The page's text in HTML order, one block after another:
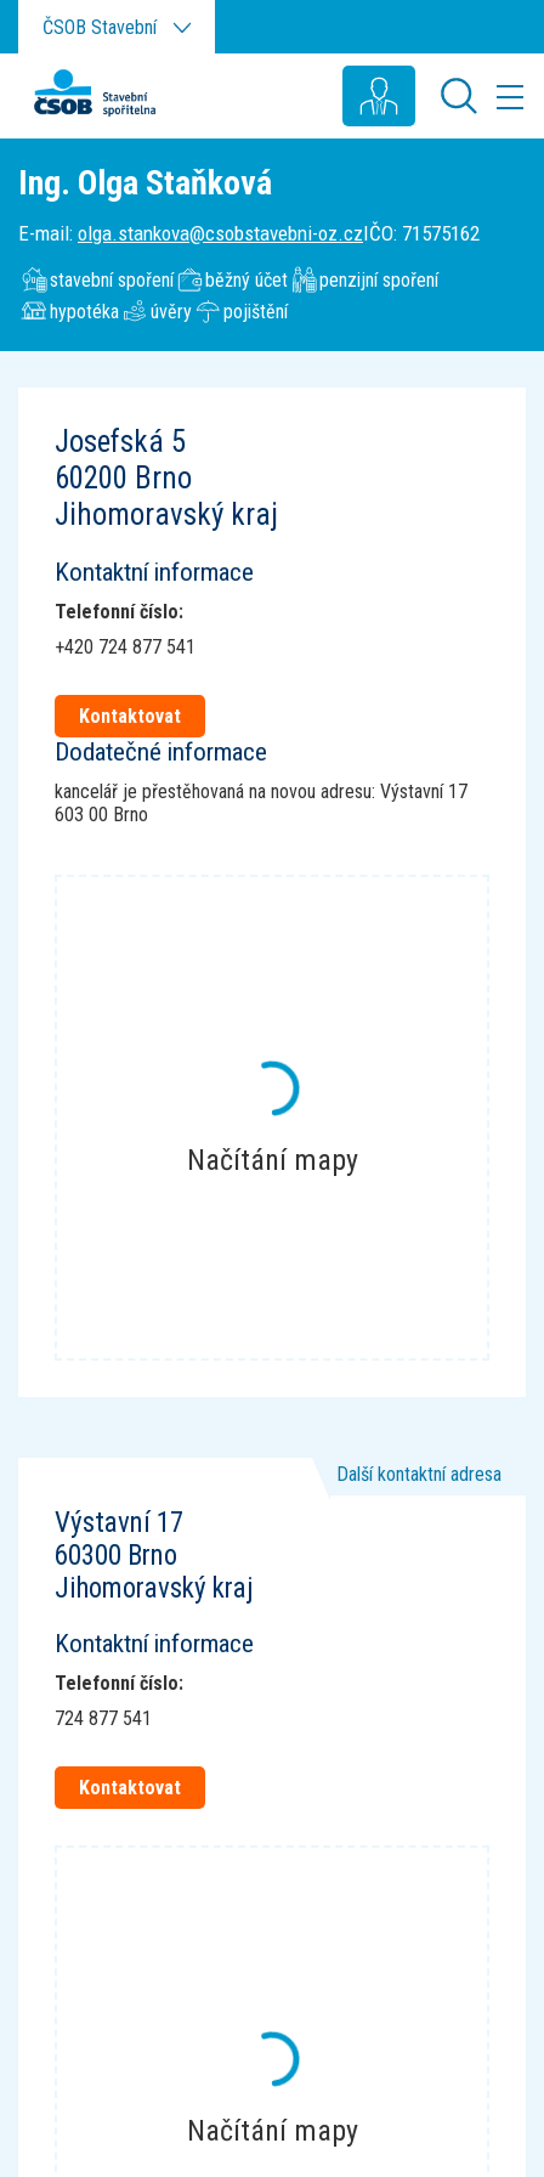
Přeskočit na hlavní obsah
ČSOB Stavební
Ing. Olga Staňková
E-mail: olga.stankova@csobstavebni-oz.czIČO: 71575162
stavební spoření běžný účet
penzijní spoření
hypotéka
úvěry pojištění
Josefská 5
60200 Brno
Jihomoravský kraj
Kontaktní informace
Telefonní číslo:
+420 724 877 541
Kontaktovat
Dodatečné informace
kancelář je přestěhovaná na novou adresu: Výstavní 17
603 00 Brno
Načítání mapy
Další kontaktní adresa
Výstavní 17
60300 Brno
Jihomoravský kraj
Kontaktní informace
Telefonní číslo:
724 877 541
Kontaktovat
Načítání mapy